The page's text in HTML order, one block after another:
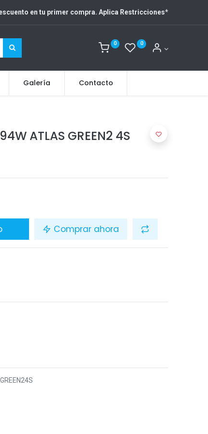
en tu primer compra. Aplica Restricciones*
0 0
Galería Contacto
ATLAS GREEN2 4S
Comprar ahora